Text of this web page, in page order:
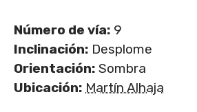
Número de vía: 9
Inclinación: Desplome
Orientación: Sombra
Ubicación: Martín Alhaja